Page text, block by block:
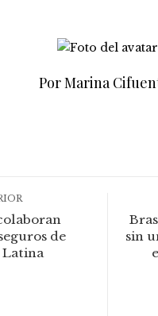
Por Marina
de
Latina
sin